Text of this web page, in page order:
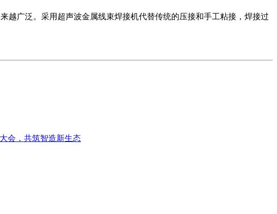
越广泛。采用超声波金属线束焊接机代替传统的压接和手工粘接，焊接过
会，共筑智造新生态